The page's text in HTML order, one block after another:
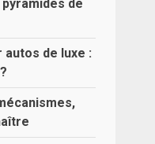
de
de luxe :